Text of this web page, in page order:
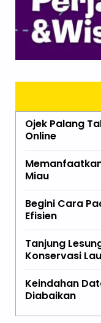
Ojek Palang
Online
Miau
Begini Cara
Efisien
Tanjung
Konservasi
Keindahan
Diabaikan